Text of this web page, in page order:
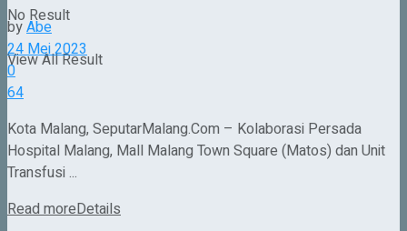
No Result
View All Result
byAbe
24 Mei 2023
0
64
Kota Malang, SeputarMalang.Com – Kolaborasi Persada
Hospital Malang, Mall Malang Town Square (Matos) dan Unit
Transfusi ...
Read moreDetails